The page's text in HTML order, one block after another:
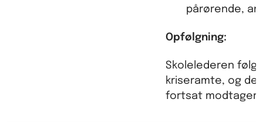
pårørende,
Opfølgning:
Skolelederen
kriseramte, og de
fortsat modtager